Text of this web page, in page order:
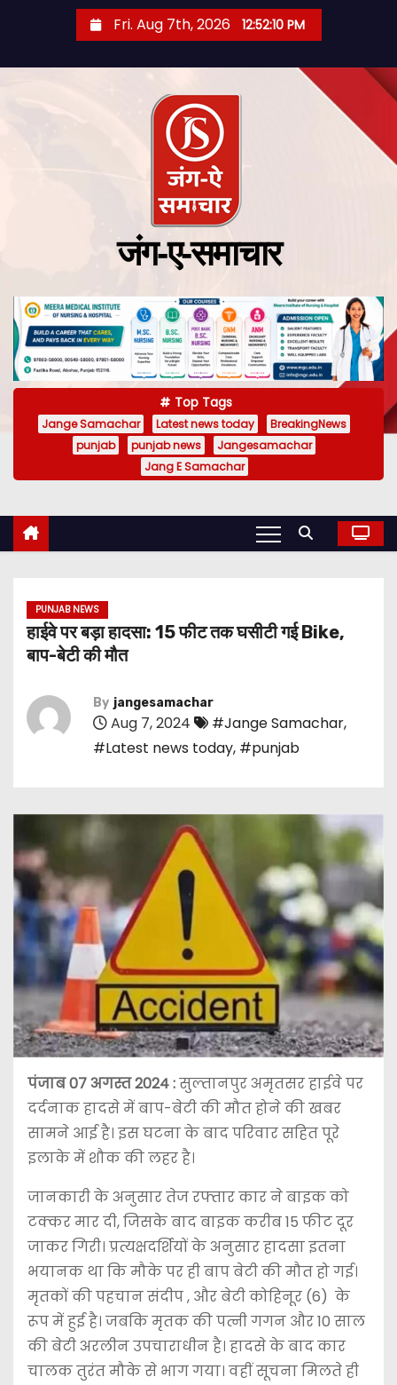
Fri. Aug 7th, 2026 12:52:11 PM
जंग-ए-समाचार
Top Tags
Jange Samachar Latest news today
BreakingNews
punjab
punjab news
Jangesamachar
Jang E Samachar
PUNJAB NEWS
हाईवे पर बड़ा हादसा: 15 फीट तक घसीटी गई Bike,
बाप-बेटी की मौत
By jangesamachar
Aug 7, 2024 #Jange Samachar,
#Latest news today, #punjab
पंजाब 07 अगस्त 2024 :सुल्तानपुर अमृतसर हाईवे पर
दर्दनाक हादसे में बाप-बेटी की मौत होने की खबर
सामने आई है। इस घटना के बाद परिवार सहित पूरे
इलाके में शौक की लहर है।
जानकारी के अनुसार तेज रफ्तार कार ने बाइक को
टक्कर मार दी, जिसके बाद बाइक करीब 15 फीट दूर
जाकर गिरी। प्रत्यक्षदर्शियों के अनुसार हादसा इतना
भयानक था कि मौके पर ही बाप बेटी की मौत हो गई।
मृतकों की पहचान संदीप , और बेटी कोहिनूर (6) के
रूप में हुई है। जबकि मृतक की पत्नी गगन और 10 साल
की बेटी अरलीन उपचाराधीन है। हादसे के बाद कार
चालक तुरंत मौके से भाग गया। वहीं सूचना मिलते ही